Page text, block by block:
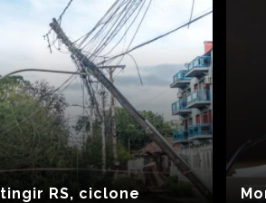
RS, ciclone